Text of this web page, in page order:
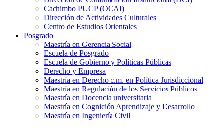
Cachimbo PUCP (OCAI)
Dirección de Actividades Culturales
Centro de Estudios Orientales
Posgrado
Maestría en Gerencia Social
Escuela de Posgrado
Escuela de Gobierno y Políticas Públicas
Derecho y Empresa
Maestría en Derecho c.m. en Política Jurisdiccional
Maestría en Regulación de los Servicios Públicos
Maestría en Docencia universitaria
Maestría en Cognición Aprendizaje y Desarrollo
Maestría en Ingeniería Civil